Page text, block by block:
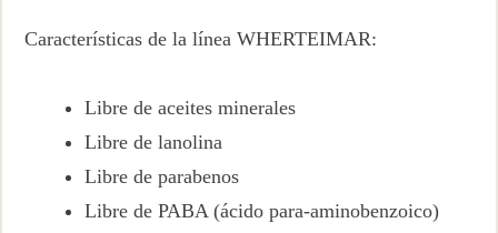
Características de la línea WHERTEIMAR:
Libre de aceites minerales
Libre de lanolina
Libre de parabenos
Libre de PABA (ácido para-aminobenzoico)